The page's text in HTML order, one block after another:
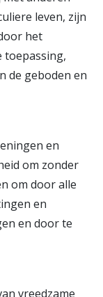
leven, zijn
het
toepassing,
de geboden en
en
om zonder
om door alle
en
en door te
vreedzame